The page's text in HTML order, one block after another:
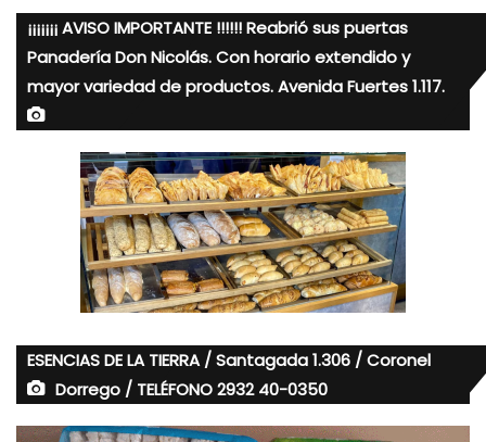
¡¡¡¡¡¡¡ AVISO IMPORTANTE !!!!!! Reabrió sus puertas
Panadería Don Nicolás. Con horario extendido y
mayor variedad de productos. Avenida Fuertes 1.117.
ESENCIAS DE LA TIERRA / Santagada 1.306 / Coronel
Dorrego / TELÉFONO 2932 40-0350